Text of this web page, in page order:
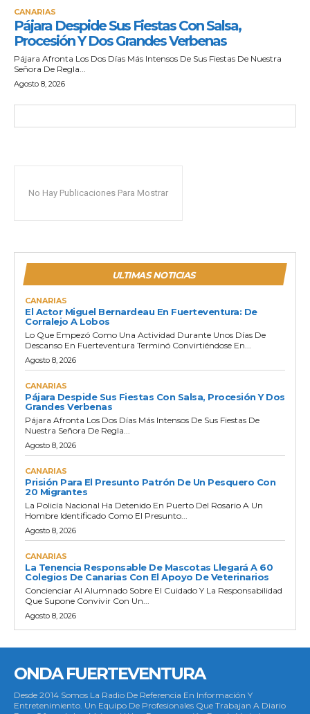
CANARIAS
Pájara Despide Sus Fiestas Con Salsa,
Procesión Y Dos Grandes Verbenas
Pájara Afronta Los Dos Días Más Intensos De Sus Fiestas De Nuestra
Señora De Regla...
Agosto 8, 2026
No Hay Publicaciones Para Mostrar
ULTIMAS NOTICIAS
CANARIAS
El Actor Miguel Bernardeau En Fuerteventura: De
Corralejo A Lobos
Lo Que Empezó Como Una Actividad Durante Unos Días De
Descanso En Fuerteventura Terminó Convirtiéndose En...
Agosto 8, 2026
CANARIAS
Pájara Despide Sus Fiestas Con Salsa, Procesión Y Dos
Grandes Verbenas
Pájara Afronta Los Dos Días Más Intensos De Sus Fiestas De
Nuestra Señora De Regla...
Agosto 8, 2026
CANARIAS
Prisión Para El Presunto Patrón De Un Pesquero Con
20 Migrantes
La Policía Nacional Ha Detenido En Puerto Del Rosario A Un
Hombre Identificado Como El Presunto...
Agosto 8, 2026
CANARIAS
La Tenencia Responsable De Mascotas Llegará A 60
Colegios De Canarias Con El Apoyo De Veterinarios
Concienciar Al Alumnado Sobre El Cuidado Y La Responsabilidad
Que Supone Convivir Con Un...
Agosto 8, 2026
ONDA FUERTEVENTURA
Desde 2014 Somos La Radio De Referencia En Información Y
Entretenimiento. Un Equipo De Profesionales Que Trabajan A Diario